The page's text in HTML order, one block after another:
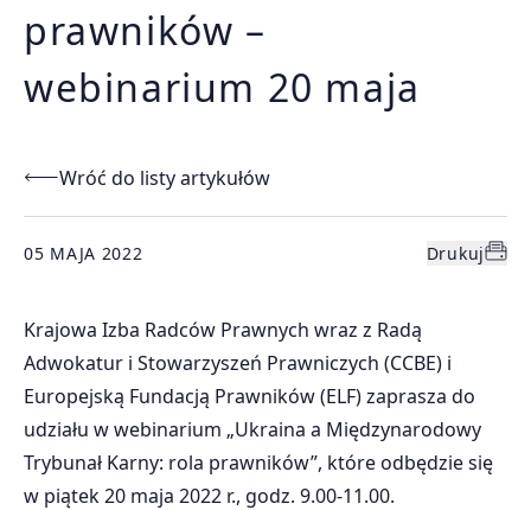
prawników –
webinarium 20 maja
Wróć do listy artykułów
05 MAJA 2022 Drukuj
Krajowa Izba Radców Prawnych wraz z Radą
Adwokatur i Stowarzyszeń Prawniczych (CCBE) i
Europejską Fundacją Prawników (ELF) zaprasza do
udziału w webinarium „Ukraina a Międzynarodowy
Trybunał Karny: rola prawników”, które odbędzie się
w piątek 20 maja 2022 r., godz. 9.00-11.00.